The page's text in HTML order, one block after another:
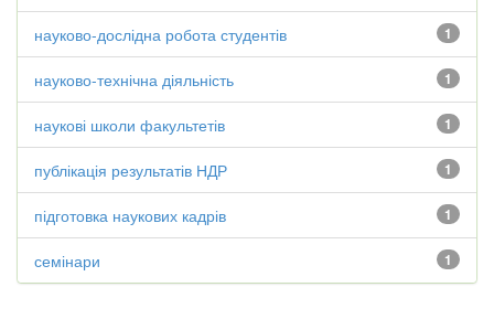
1
науково-дослідна робота студентів
1
науково-технічна діяльність
1
наукові школи факультетів
1
публікація результатів НДР
1
підготовка наукових кадрів
1
семінари